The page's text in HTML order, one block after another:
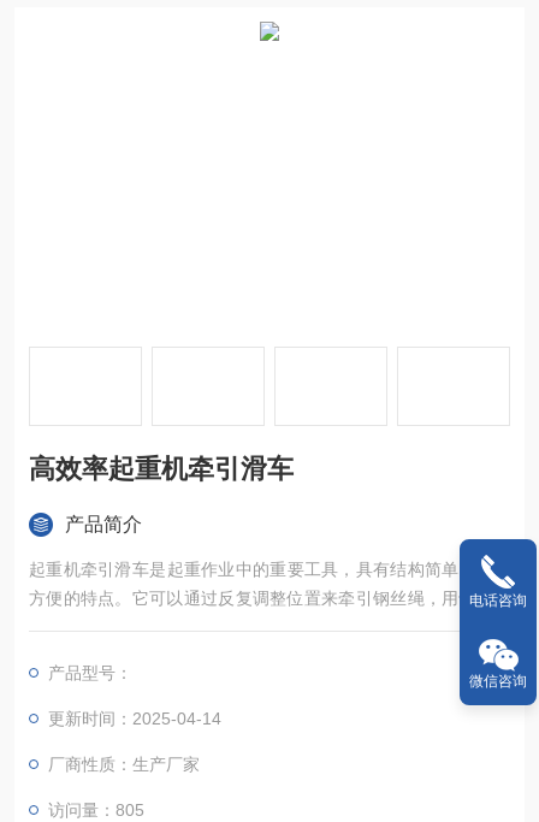
高效率起重机牵引滑车
产品简介
起重机牵引滑车‌是起重作业中的重要工具，具有结构简单、使用
方便的特点。它可以通过反复调整位置来牵引钢丝绳，用于起重
或移动物体。起重机牵引滑车广泛应用于建筑安装工作、工厂、
产品型号：
更新时间：2025-04-14
厂商性质：生产厂家
访问量：805
电话咨询
微信咨询